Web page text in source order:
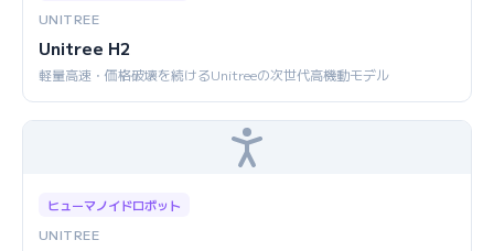
UNITREE
Unitree H2
軽量高速・価格破壊を続けるUnitreeの次世代高機動モデル
ヒューマノイドロボット
UNITREE